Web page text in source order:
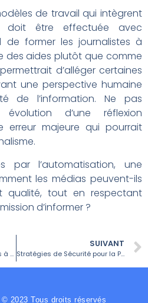
de travail qui intègrent
doit être effectuée avec
de former les journalistes à
des aides plutôt que comme
d’alléger certaines
une perspective humaine
de l’information. Ne pas
d’une réflexion
erreur majeure qui pourrait
par l’automatisation, une
les médias peuvent-ils
qualité, tout en respectant
d’informer ?
L’Avenir du Cinéma Français à Travers le Phénomène de De Gaulle
SUIVANT
Stratégies de Sécurité pour la Prévention des Attaques Djihadistes
2023 Tous droits réservés